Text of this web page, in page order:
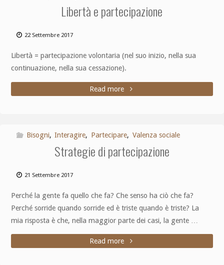
Libertà e partecipazione
22 Settembre 2017
Libertà = partecipazione volontaria (nel suo inizio, nella sua
continuazione, nella sua cessazione).
Read more
Bisogni, Interagire, Partecipare, Valenza sociale
Strategie di partecipazione
21 Settembre 2017
Perché la gente fa quello che fa? Che senso ha ciò che fa?
Perché sorride quando sorride ed è triste quando è triste? La
mia risposta è che, nella maggior parte dei casi, la gente …
Read more